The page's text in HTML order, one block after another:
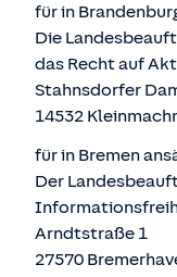
für in
Die
das Recht auf
Stahnsdorfer
14532
für in Bremen
Der
Arndtstraße 1
27570